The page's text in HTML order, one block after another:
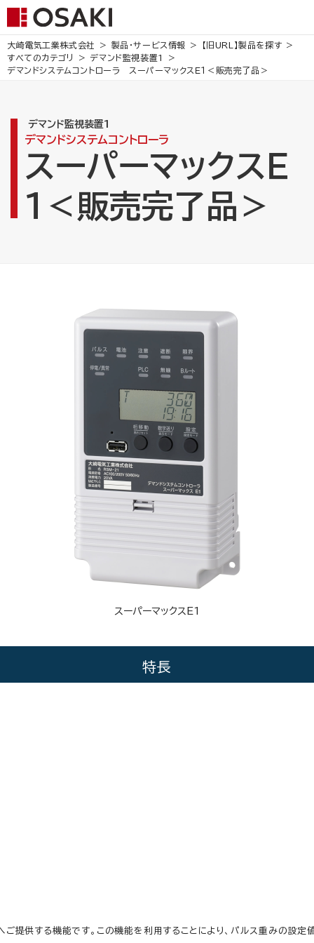
大崎電気工業株式会社 製品・サービス情報
【旧URL】製品を探す
すべてのカテゴリ
デマンド監視装置1
デマンドシステムコントローラ スーパーマックスＥ１＜販売完了品＞
デマンドシステムコントローラ
スーパーマックスＥ
１＜販売完了品＞
デマンド監視装置1
スーパーマックスE1
特長
供する機能です。この機能を利用することにより、パルス重みの設